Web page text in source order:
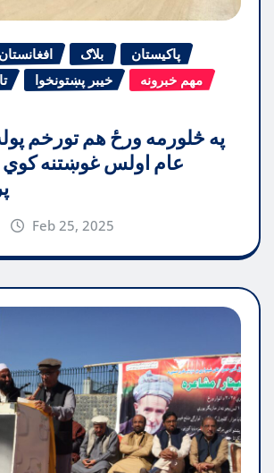
افغانستان بلاګ
پاکیستان
خیبر پښتونخوا
مهم خبرونه
په څلورمه ورځ هم تورخم
عام اولس غوښتنه
Feb 25, 2025